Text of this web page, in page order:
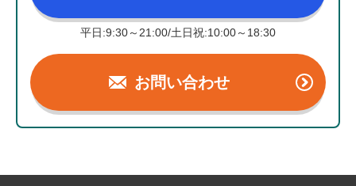
平日:9:30～21:00/土日祝:10:00～18:30
お問い合わせ